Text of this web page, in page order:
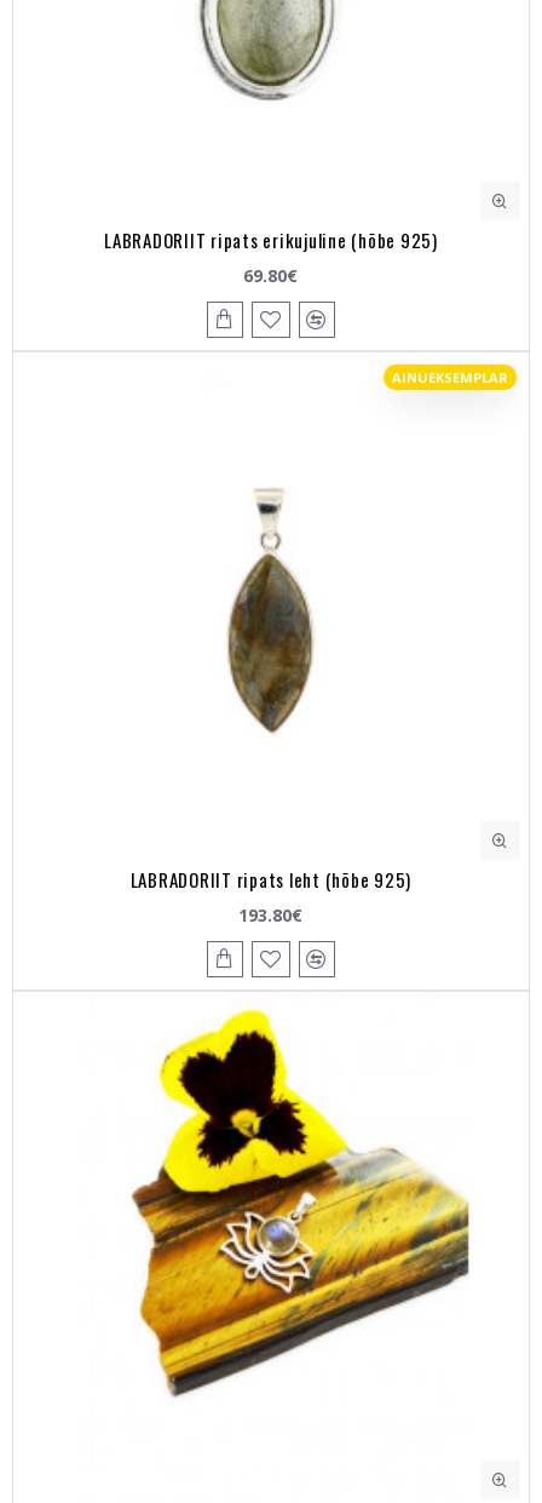
LABRADORIIT ripats erikujuline (hõbe 925)
69.80€
AINUEKSEMPLAR
LABRADORIIT ripats leht (hõbe 925)
193.80€